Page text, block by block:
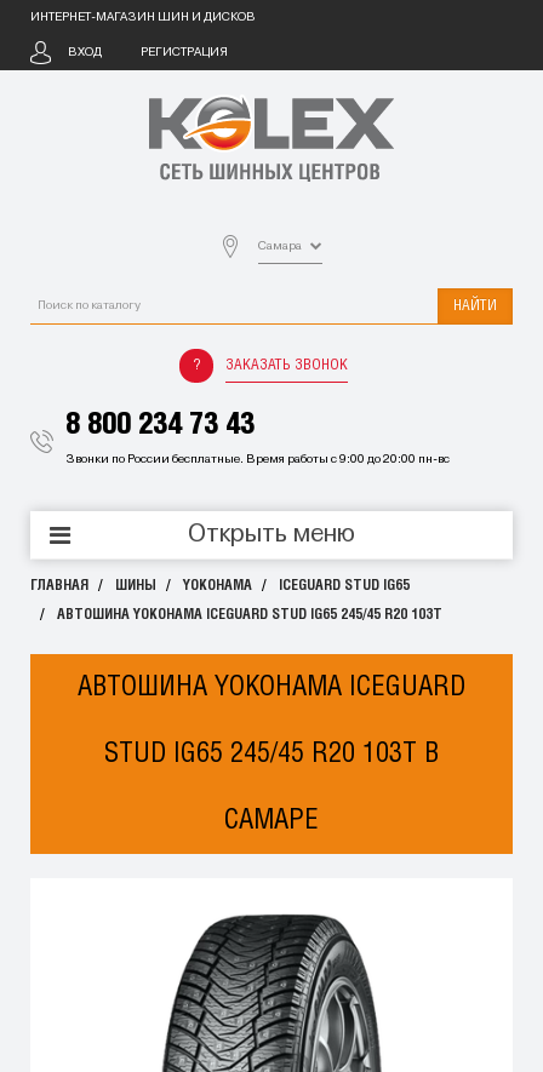
ИНТЕРНЕТ-МАГАЗИН ШИН И ДИСКОВ
ВХОД РЕГИСТРАЦИЯ
Самара
НАЙТИ
ЗАКАЗАТЬ ЗВОНОК
8 800 234 73 43
Звонки по России бесплатные. Время работы с 9:00 до 20:00 пн-вс
Открыть меню
ГЛАВНАЯ ШИНЫ YOKOHAMA ICEGUARD STUD IG65
АВТОШИНА YOKOHAMA ICEGUARD STUD IG65 245/45 R20 103T
АВТОШИНА YOKOHAMA ICEGUARD
STUD IG65 245/45 R20 103T В
САМАРЕ